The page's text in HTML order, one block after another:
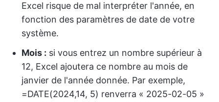
Excel risque de mal interpréter l'année, en
fonction des paramètres de date de votre
système.
Mois : si vous entrez un nombre supérieur à
12, Excel ajoutera ce nombre au mois de
janvier de l'année donnée. Par exemple,
=DATE(2024,14, 5) renverra « 2025-02-05 »